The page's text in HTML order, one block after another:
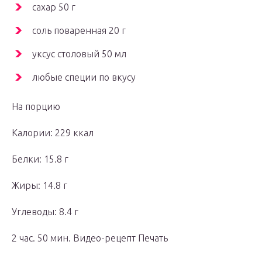
сахар 50 г
соль поваренная 20 г
уксус столовый 50 мл
любые специи по вкусу
На порцию
Калории: 229 ккал
Белки: 15.8 г
Жиры: 14.8 г
Углеводы: 8.4 г
2 час. 50 мин. Видео-рецепт Печать